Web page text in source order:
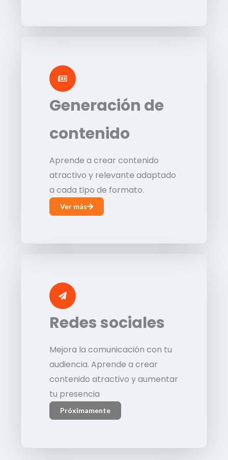
Generación de
contenido
Aprende a crear contenido
atractivo y relevante adaptado
a cada tipo de formato.
Ver más
Redes sociales
Mejora la comunicación con tu
audiencia. Aprende a crear
contenido atractivo y aumentar
tu presencia
Próximamente